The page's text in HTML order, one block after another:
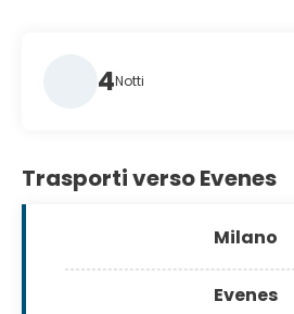
4Notti
Trasporti verso Evenes
Milano
Evenes